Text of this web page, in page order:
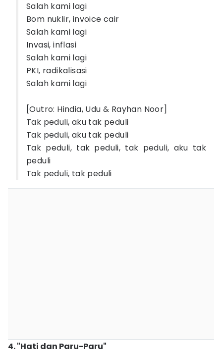
Salah kami lagi
Bom nuklir, invoice cair
Salah kami lagi
Invasi, inflasi
Salah kami lagi
PKI, radikalisasi
Salah kami lagi
[Outro: Hindia, Udu & Rayhan Noor]
Tak peduli, aku tak peduli
Tak peduli, aku tak peduli
Tak peduli, tak peduli, tak peduli, aku tak
peduli
Tak peduli, tak peduli
4. "Hati dan Paru-Paru"